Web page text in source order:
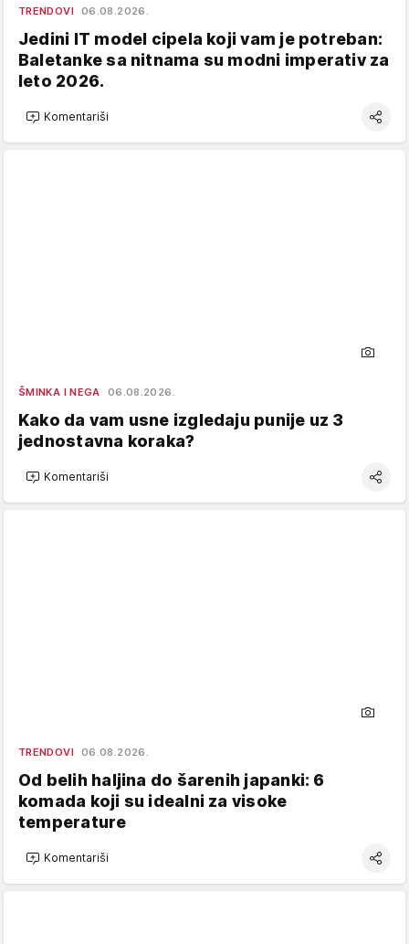
TRENDOVI 06.08.2026.
Jedini IT model cipela koji vam je potreban:
Baletanke sa nitnama su modni imperativ za
leto 2026.
Komentariši
ŠMINKA I NEGA 06.08.2026.
Kako da vam usne izgledaju punije uz 3
jednostavna koraka?
Komentariši
TRENDOVI 06.08.2026.
Od belih haljina do šarenih japanki: 6
komada koji su idealni za visoke
temperature
Komentariši